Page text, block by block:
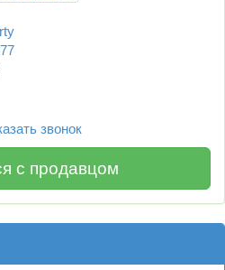
звонок
с продавцом